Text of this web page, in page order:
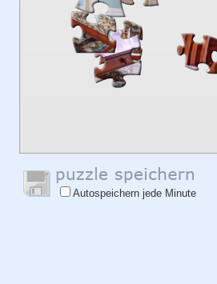
Autospeichern jede Minute